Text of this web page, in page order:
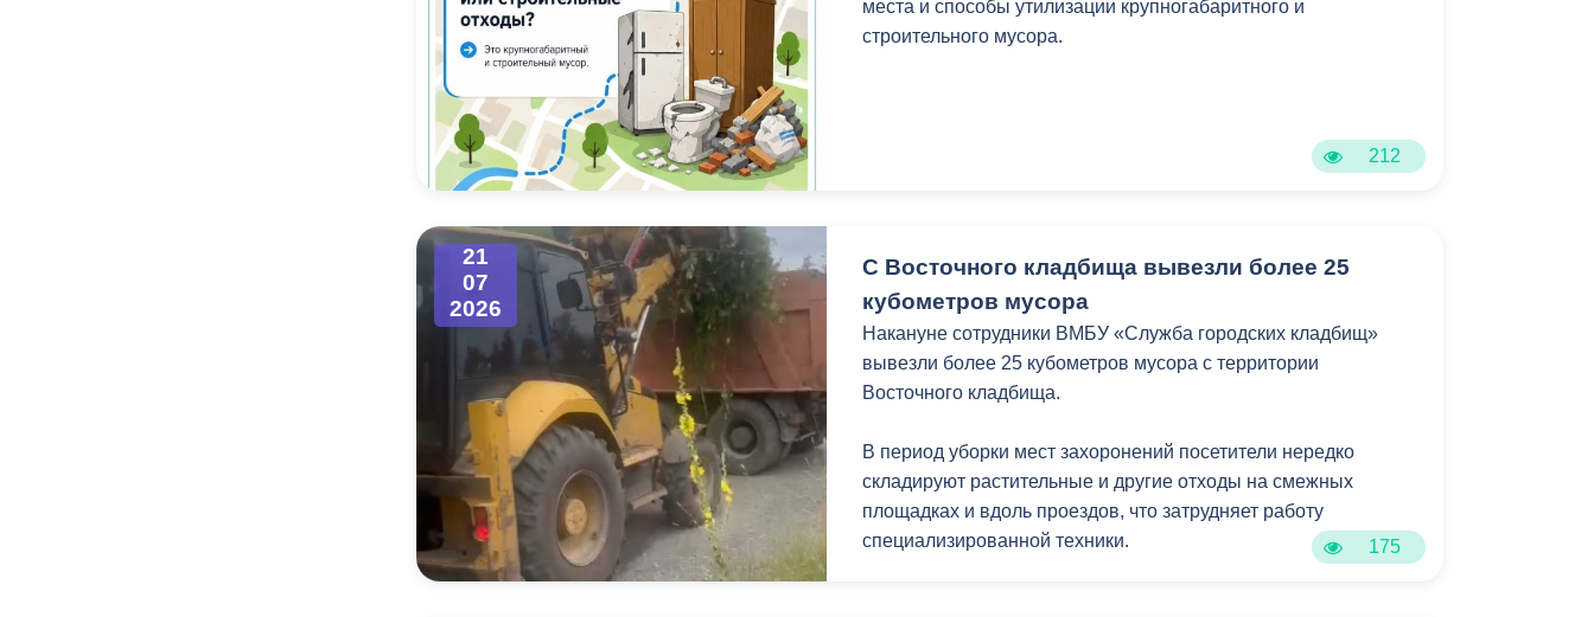
места и способы утилизации крупногабаритного и
строительного мусора.
212
21
07
2026
С Восточного кладбища вывезли более 25
кубометров мусора
Накануне сотрудники ВМБУ «Служба городских кладбищ»
вывезли более 25 кубометров мусора с территории
Восточного кладбища.
В период уборки мест захоронений посетители нередко
складируют растительные и другие отходы на смежных
площадках и вдоль проездов, что затрудняет работу
специализированной техники.
175